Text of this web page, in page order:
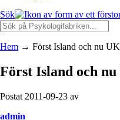
Sök
Hem → Först Island och nu
Först Island och
Postat 2011-09-23 av
admin